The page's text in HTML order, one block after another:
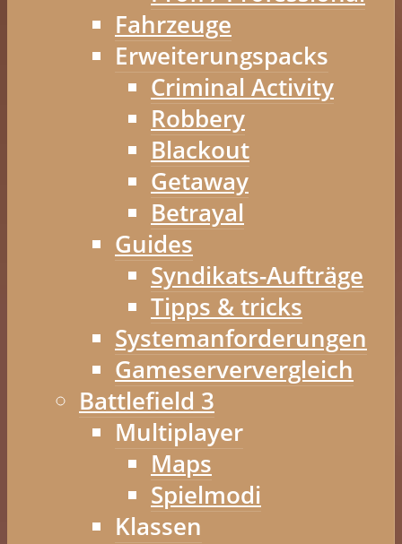
Fahrzeuge
Erweiterungspacks
Criminal Activity
Robbery
Blackout
Getaway
Betrayal
Guides
Syndikats-Aufträge
Tipps & tricks
Systemanforderungen
Gameserververgleich
Battlefield 3
Multiplayer
Maps
Spielmodi
Klassen